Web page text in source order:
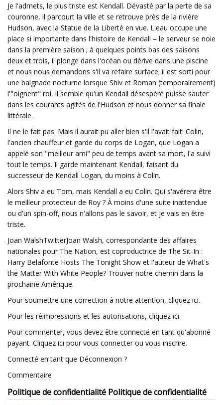
Je l'admets, le plus triste est Kendall. Dévasté par la perte de sa
couronne, il parcourt la ville et se retrouve près de la rivière
Hudson, avec la Statue de la Liberté en vue. L'eau occupe une
place si importante dans l'histoire de Kendall – le serveur se noie
dans la première saison ; à quelques points bas des saisons
deux et trois, il plonge dans l'océan ou dérive dans une piscine
et nous nous demandons s'il va refaire surface; il est sorti pour
une baignade nocturne lorsque Shiv et Roman (temporairement)
l'"oignent" roi. Il semble qu'un Kendall désespéré puisse sauter
dans les courants agités de l'Hudson et nous donner sa finale
littérale.
Il ne le fait pas. Mais il aurait pu aller bien s'il l'avait fait. Colin,
l'ancien chauffeur et garde du corps de Logan, que Logan a
appelé son "meilleur ami" peu de temps avant sa mort, l'a suivi
tout le temps. Il garde maintenant Kendall, faisant du
successeur de Kendall Logan, du moins à Colin.
Alors Shiv a eu Tom, mais Kendall a eu Colin. Qui s'avérera être
le meilleur protecteur de Roy ? À moins d'une suite inattendue
ou d'un spin-off, nous n'allons pas le savoir, et je vais en être
triste.
Joan WalshTwitterJoan Walsh, correspondante des affaires
nationales pour The Nation, est coproductrice de The Sit-In :
Harry Belafonte Hosts The Tonight Show et l'auteur de What's
the Matter With White People? Trouver notre chemin dans la
prochaine Amérique.
Pour soumettre une correction à notre attention, cliquez ici.
Pour les réimpressions et les autorisations, cliquez ici.
Pour commenter, vous devez être connecté en tant qu'abonné
payant. Cliquez ici pour vous connecter ou vous inscrire.
Connecté en tant que Déconnexion ?
Commentaire
Politique de confidentialité Politique de confidentialité